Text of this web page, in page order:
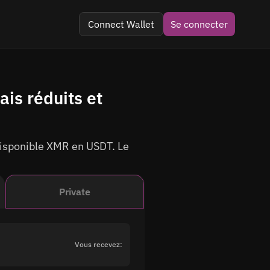
Connect Wallet Se connecter
Private
Vous recevez:
réduits et
XMR en USDT. Le